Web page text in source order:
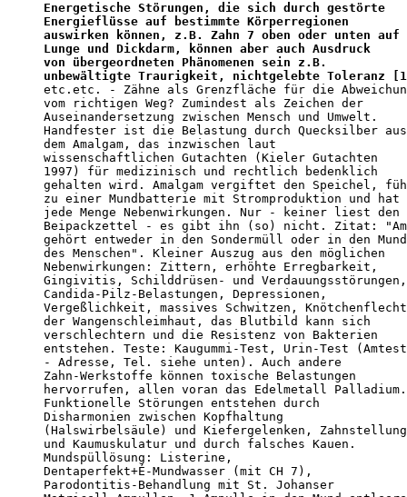
Energetische Störungen, die sich durch gestörte
Energieflüsse auf bestimmte Körperregionen
auswirken können, z.B. Zahn 7 oben oder unten auf
Lunge und Dickdarm, können aber auch Ausdruck
von übergeordneten Phänomenen sein z.B.
unbewältigte Traurigkeit, nichtgelebte Toleranz
etc.etc. - Zähne als Grenzfläche für die
vom richtigen Weg? Zumindest als Zeichen der
Auseinandersetzung zwischen Mensch und Umwelt.
Handfester ist die Belastung durch Quecksilber aus
dem Amalgam, das inzwischen laut
wissenschaftlichen Gutachten (Kieler Gutachten
1997) für medizinisch und rechtlich bedenklich
gehalten wird. Amalgam vergiftet den Speichel,
zu einer Mundbatterie mit Stromproduktion und hat
jede Menge Nebenwirkungen. Nur - keiner liest den
Beipackzettel - es gibt ihn (so) nicht. Zitat:
gehört entweder in den Sondermüll oder in den Mund
des Menschen". Kleiner Auszug aus den möglichen
Nebenwirkungen: Zittern, erhöhte Erregbarkeit,
Gingivitis, Schilddrüsen- und Verdauungsstörungen,
Candida-Pilz-Belastungen, Depressionen,
Vergeßlichkeit, massives Schwitzen,
der Wangenschleimhaut, das Blutbild kann sich
verschlechtern und die Resistenz von Bakterien
entstehen. Teste: Kaugummi-Test, Urin-Test (Amtest
- Adresse, Tel. siehe unten). Auch andere
Zahn-Werkstoffe können toxische Belastungen
hervorrufen, allen voran das Edelmetall
Funktionelle Störungen entstehen durch
Disharmonien zwischen Kopfhaltung
(Halswirbelsäule) und Kiefergelenken, Zahnstellung
und Kaumuskulatur und durch falsches Kauen.
Mundspüllösung: Listerine,
Dentaperfekt+É-Mundwasser (mit CH 7),
Parodontitis-Behandlung mit St. Johanser